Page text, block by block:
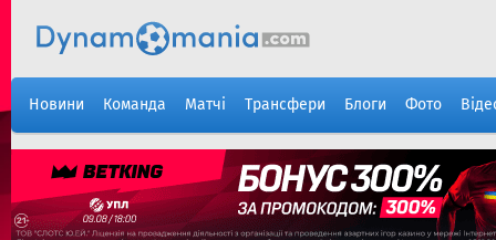
Новини Команда Матчі Трансфери Блоги Фото